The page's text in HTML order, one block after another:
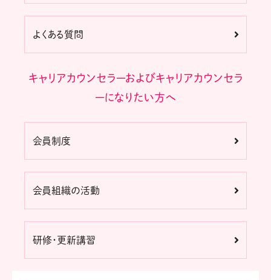
よくある質問
キャリアカウンセラーおよびキャリアカウンセラ
ーになりたい方へ
会員制度
会員組織の活動
研修・更新講習